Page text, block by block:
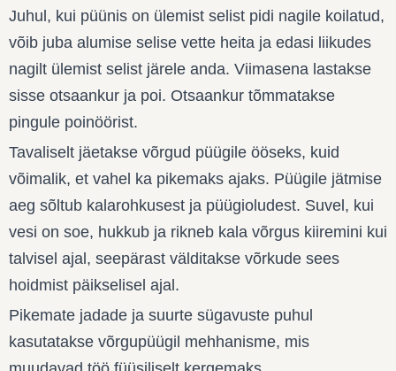
Juhul, kui püünis on ülemist selist pidi nagile koilatud,
võib juba alumise selise vette heita ja edasi liikudes
nagilt ülemist selist järele anda. Viimasena lastakse
sisse otsaankur ja poi. Otsaankur tõmmatakse
pingule poinöörist.
Tavaliselt jäetakse võrgud püügile ööseks, kuid
võimalik, et vahel ka pikemaks ajaks. Püügile jätmise
aeg sõltub kalarohkusest ja püügioludest. Suvel, kui
vesi on soe, hukkub ja rikneb kala võrgus kiiremini kui
talvisel ajal, seepärast välditakse võrkude sees
hoidmist päikselisel ajal.
Pikemate jadade ja suurte sügavuste puhul
kasutatakse võrgupüügil mehhanisme, mis